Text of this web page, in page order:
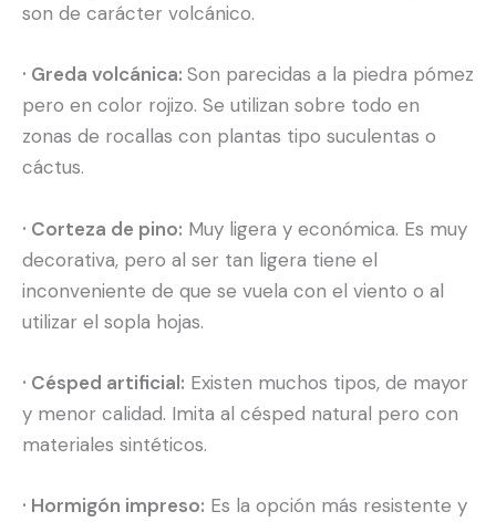
son de carácter volcánico.
· Greda volcánica: Son parecidas a la piedra pómez
pero en color rojizo. Se utilizan sobre todo en
zonas de rocallas con plantas tipo suculentas o
cáctus.
· Corteza de pino: Muy ligera y económica. Es muy
decorativa, pero al ser tan ligera tiene el
inconveniente de que se vuela con el viento o al
utilizar el sopla hojas.
· Césped artificial: Existen muchos tipos, de mayor
y menor calidad. Imita al césped natural pero con
materiales sintéticos.
· Hormigón impreso: Es la opción más resistente y